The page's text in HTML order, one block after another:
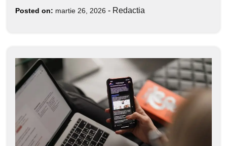
Posted on: martie 26, 2026 - Redactia